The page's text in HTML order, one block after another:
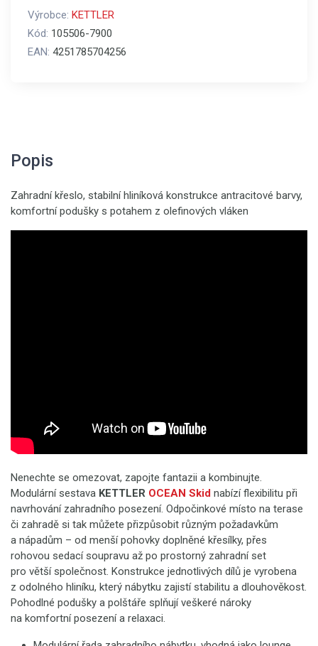
Výrobce: KETTLER
Kód: 105506-7900
EAN: 4251785704256
Popis
Zahradní křeslo, stabilní hliníková konstrukce antracitové barvy,
komfortní podušky s potahem z olefinových vláken
Nenechte se omezovat, zapojte fantazii a kombinujte.
Modulární sestava KETTLER OCEAN Skid nabízí flexibilitu při
navrhování zahradního posezení. Odpočinkové místo na terase
či zahradě si tak můžete přizpůsobit různým požadavkům
a nápadům – od menší pohovky doplněné křesílky, přes
rohovou sedací soupravu až po prostorný zahradní set
pro větší společnost. Konstrukce jednotlivých dílů je vyrobena
z odolného hliníku, který nábytku zajistí stabilitu a dlouhověkost.
Pohodlné podušky a polštáře splňují veškeré nároky
na komfortní posezení a relaxaci.